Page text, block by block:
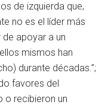
de izquierda que,
no es el líder más
apoyar a un
mismos han
durante décadas.”;
favores del
o recibieron un